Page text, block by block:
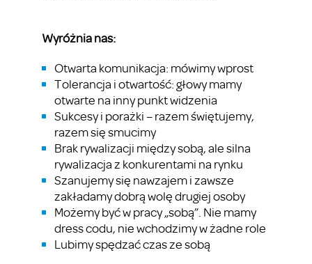
Wyróżnia nas:
Otwarta komunikacja: mówimy wprost
Tolerancja i otwartość: głowy mamy
otwarte na inny punkt widzenia
Sukcesy i porażki – razem świętujemy,
razem się smucimy
Brak rywalizacji między sobą, ale silna
rywalizacja z konkurentami na rynku
Szanujemy się nawzajem i zawsze
zakładamy dobrą wolę drugiej osoby
Możemy być w pracy „sobą”. Nie mamy
dress codu, nie wchodzimy w żadne role
Lubimy spędzać czas ze sobą